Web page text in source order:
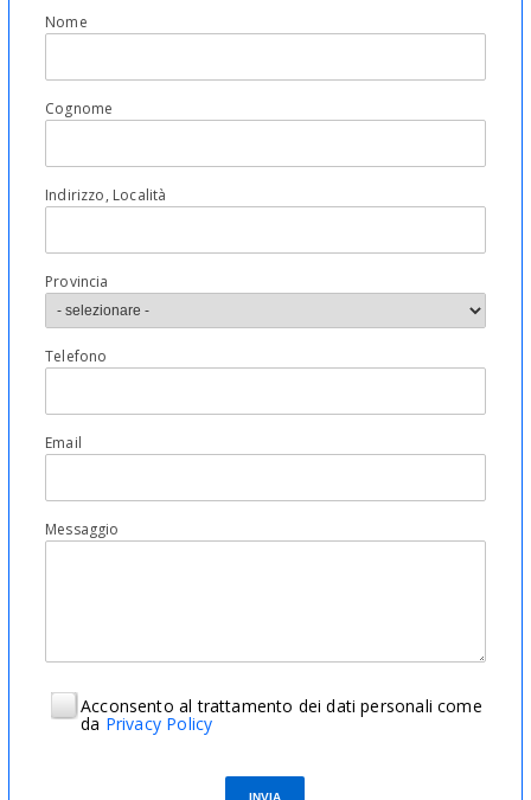
Nome
Cognome
Indirizzo, Località
Provincia
Telefono
Email
Messaggio
Acconsento al trattamento dei dati personali come
da Privacy Policy